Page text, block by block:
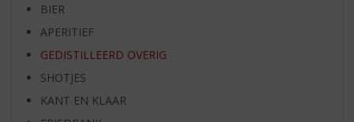
BIER
APERITIEF
GEDISTILLEERD OVERIG
SHOTJES
KANT EN KLAAR